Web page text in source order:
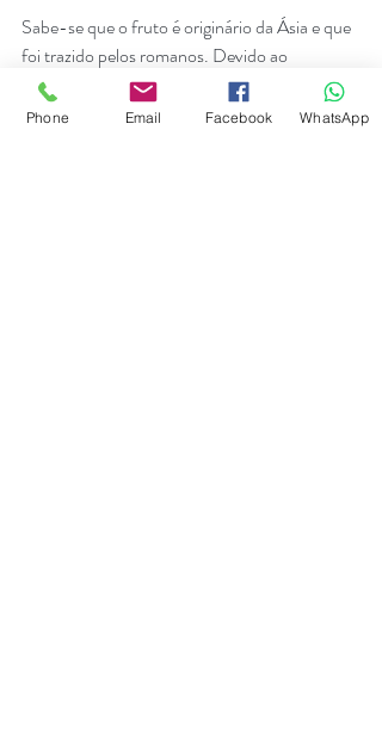
Sabe-se que o fruto é originário da Ásia e que
foi trazido pelos romanos. Devido ao
conhecimento das suas propriedades
medicinais digestivas e diuréticas, foi bastante
Phone Email Facebook WhatsApp